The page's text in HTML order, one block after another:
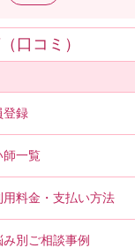
口コミ）
登録
師一覧
用料金・支払い方法
み別ご相談事例